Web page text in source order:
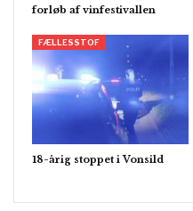
forløb af vinfestivallen
FÆLLESSTOF
18-årig stoppet i Vonsild